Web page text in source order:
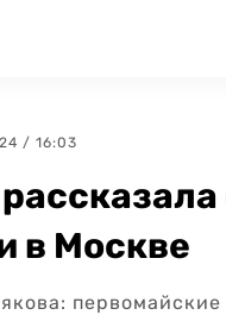
/ 16:03
в Москве